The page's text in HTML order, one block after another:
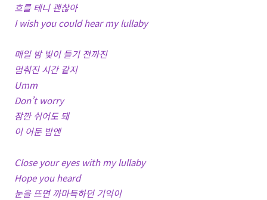
흐를 테니 괜찮아
I wish you could hear my lullaby
매일 밤 빛이 들기 전까진
멈춰진 시간 같지
Umm
Don’t worry
잠깐 쉬어도 돼
이 어둔 밤엔
Close your eyes with my lullaby
Hope you heard
눈을 뜨면 까마득하던 기억이